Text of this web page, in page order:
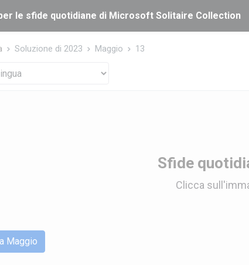
le sfide quotidiane di Microsoft Solitaire Collection
Soluzione di 2023 Maggio 13
Sfide
Clicca
Maggio